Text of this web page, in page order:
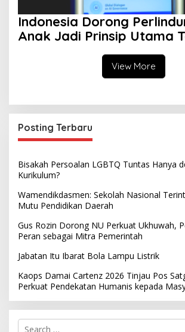
Indonesia Dorong
Anak Jadi Prinsip Utama
Kelola AI Global
View More
Posting Terbaru
Bisakah Persoalan LGBTQ Tuntas Hanya
Kurikulum?
Wamendikdasmen: Sekolah Nasional
Mutu Pendidikan Daerah
Gus Rozin Dorong NU Perkuat Ukhuwah,
Peran sebagai Mitra Pemerintah
Jabatan Itu Ibarat Bola Lampu Listrik
Kaops Damai Cartenz 2026 Tinjau Pos
Perkuat Pendekatan Humanis kepada
S